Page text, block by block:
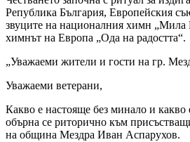
Република България, Европейския
звуците на националния химн „Мила
химнът на Европа „Ода на радостта“.
„Уважаеми жители и гости на гр.
Уважаеми ветерани,
Какво е настояще без минало и какво
обърна се риторично към
на община Мездра Иван Аспарухов.